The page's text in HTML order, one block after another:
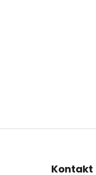
Z
Kontakt